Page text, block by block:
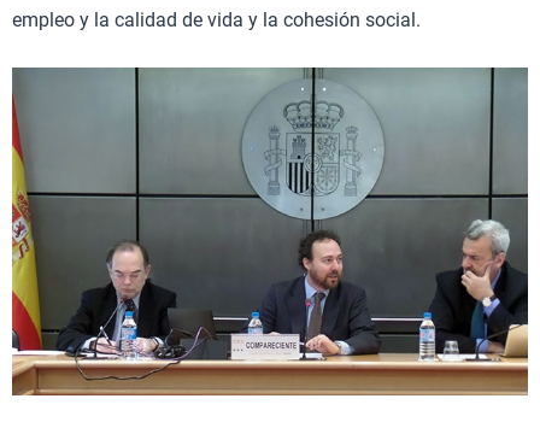
empleo y la calidad de vida y la cohesión social.